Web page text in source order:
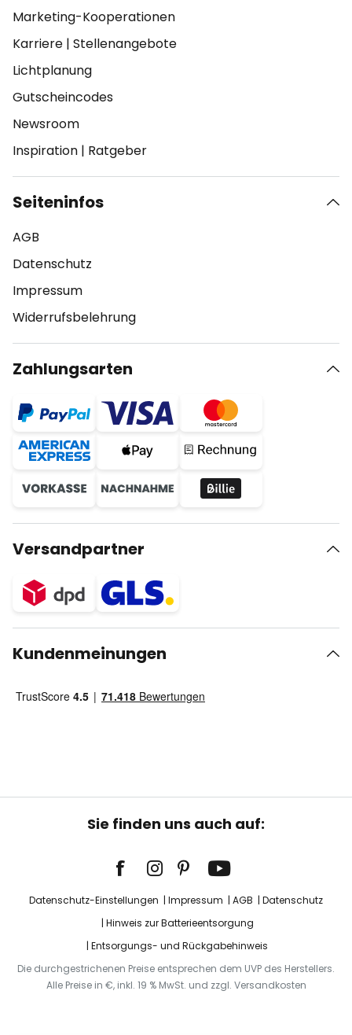
Marketing-Kooperationen
Karriere | Stellenangebote
Lichtplanung
Gutscheincodes
Newsroom
Inspiration | Ratgeber
Seiteninfos
AGB
Datenschutz
Impressum
Widerrufsbelehrung
Zahlungsarten
Versandpartner
Kundenmeinungen
Sie finden uns auch auf:
Datenschutz-Einstellungen Impressum AGB
Datenschutz
Hinweis zur Batterieentsorgung
Entsorgungs- und Rückgabehinweis
Die durchgestrichenen Preise entsprechen dem UVP des Herstellers.
Alle Preise in €, inkl. 19 % MwSt. und zzgl. Versandkosten